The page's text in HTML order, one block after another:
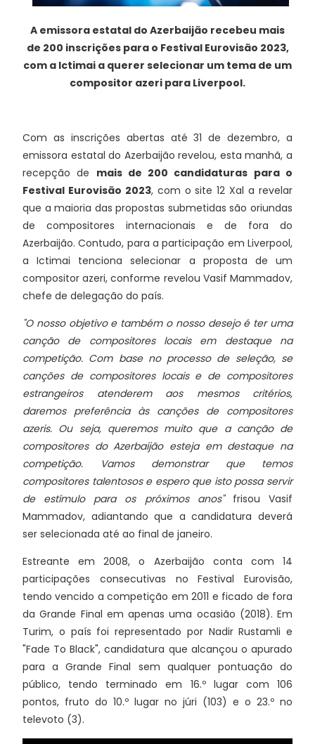
A emissora estatal do Azerbaijão recebeu mais
de 200 inscrições para o Festival Eurovisão 2023,
com a Ictimai a querer selecionar um tema de um
compositor azeri para Liverpool.
Com as inscrições abertas até 31 de dezembro, a
emissora estatal do Azerbaijão revelou, esta manhã, a
recepção de mais de 200 candidaturas para o
Festival Eurovisão 2023, com o site 12 Xal a revelar
que a maioria das propostas submetidas são oriundas
de compositores internacionais e de fora do
Azerbaijão. Contudo, para a participação em Liverpool,
a Ictimai tenciona selecionar a proposta de um
compositor azeri, conforme revelou Vasif Mammadov,
chefe de delegação do país.
"O nosso objetivo e também o nosso desejo é ter uma
canção de compositores locais em destaque na
competição. Com base no processo de seleção, se
canções de compositores locais e de compositores
estrangeiros atenderem aos mesmos critérios,
daremos preferência às canções de compositores
azeris. Ou seja, queremos muito que a canção de
compositores do Azerbaijão esteja em destaque na
competição. Vamos demonstrar que temos
compositores talentosos e espero que isto possa servir
de estímulo para os próximos anos"frisou Vasif
Mammadov, adiantando que a candidatura deverá
ser selecionada até ao final de janeiro.
Estreante em 2008, o Azerbaijão conta com 14
participações consecutivas no Festival Eurovisão,
tendo vencido a competição em 2011 e ficado de fora
da Grande Final em apenas uma ocasião (2018). Em
Turim, o país foi representado por Nadir Rustamli e
"Fade To Black", candidatura que alcançou o apurado
para a Grande Final sem qualquer pontuação do
público, tendo terminado em 16.º lugar com 106
pontos, fruto do 10.º lugar no júri (103) e o 23.º no
televoto (3).